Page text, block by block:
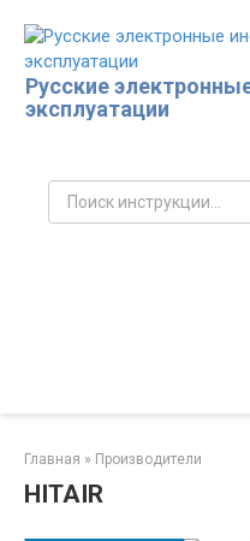
контенту
Русские
эксплуатации
Поиск:
Главная » Производители
HITAIR